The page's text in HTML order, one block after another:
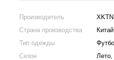
Производитель
XKTN
Страна производства
Китай
Тип одежды
Сезон